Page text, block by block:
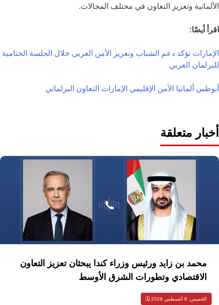
الألمانية وتعزيز التعاون في مختلف المجالات.
اقرأ أيضًا:
الإمارات تؤكد دعم الشباب وتعزيز الأمن العربي خلال الجلسة الختامية
للبرلمان العربي
أبوظبي ألمانيا الأمن الإقليمي الإمارات التعاون البرلماني
أخبار متعلقة
محمد بن زايد ورئيس وزراء كندا يبحثان تعزيز التعاون
الاقتصادي وتطورات الشرق الأوسط
الخميس، 6 أغسطس 2026 🗓️